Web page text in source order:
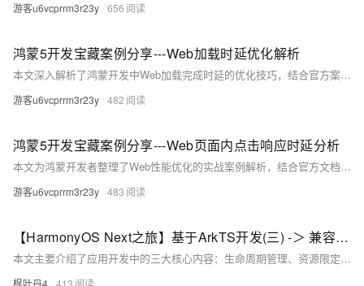
游客u6vcprrm3r23y 656
鸿蒙5开发宝藏案例分享---Web加载时延优化解析
本文深入解析了鸿蒙开发中Web加载完成时延的优化技巧，结合官方案例与实际代码，助你提升性能。核心内容包括：使用DevEco Profiler和DevTools定位瓶颈、四大优化方向（资源合并、接口预取、图片懒加载、任务拆解）及高频手段总结。同时提供性能优化黄金准则，如首屏资源控制在300KB内、关键接口响应≤200ms等，帮助开发者实现丝般流畅体验。
游客u6vcprrm3r23y 482
鸿蒙5开发宝藏案例分享---Web页面内点击响应时延分析
本文为鸿蒙开发者整理了Web性能优化的实战案例解析，结合官方文档深度扩展。内容涵盖点击响应时延核心指标（≤100ms）、性能分析工具链（如DevTools时间线、ArkUI Trace抓取）以及高频优化场景，包括递归函数优化、网络请求阻塞解决方案和setTimeout滥用问题等。同时提供进阶技巧，如首帧加速、透明动画陷阱规避及Web组件初始化加速，并通过优化前后Trace对比展示成果。最后总结了快速定位问题的方法与开发建议，助力开发者提升Web应用性能。
游客u6vcprrm3r23y 483
【HarmonyOS Next之旅】基于ArkTS开发(三) -＞ 兼容JS的类Web开发(三)
本文主要介绍了应用开发中的三大核心内容：生命周期管理、资源限定与访问以及多语言支持。在生命周期部分，详细说明了应用和页面的生命周期函数及其触发时机，帮助开发者更好地掌控应用状态变化。资源限定与访问章节，则聚焦于资源限定词的定义、命名规则及匹配逻辑，并阐述了如何通过 `
枫叶丹4 413